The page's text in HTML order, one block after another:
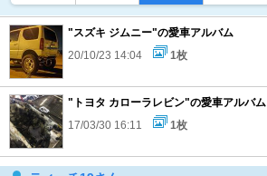
"スズキ ジムニー"の愛車アルバム
20/10/23 14:04
1枚
"トヨタ カローラレビン"の愛車アルバム
17/03/30 16:11
1枚